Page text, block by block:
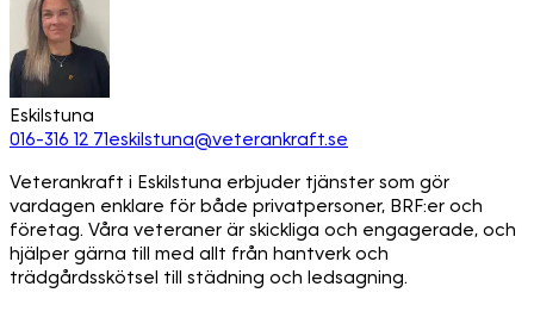
Eskilstuna
016-316 12 71eskilstuna@veterankraft.se
Veterankraft i Eskilstuna erbjuder tjänster som gör
vardagen enklare för både privatpersoner, BRF:er och
företag. Våra veteraner är skickliga och engagerade, och
hjälper gärna till med allt från hantverk och
trädgårdsskötsel till städning och ledsagning.